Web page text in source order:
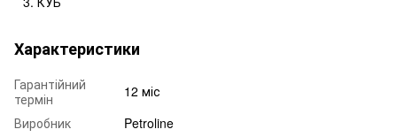
Характеристики
Гарантійний
термін
12 міс
Виробник
Petroline